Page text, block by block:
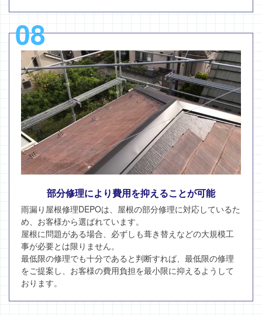
08
部分修理により費用を抑えることが可能
雨漏り屋根修理DEPOは、屋根の部分修理に対応しているた
め、お客様から選ばれています。
屋根に問題がある場合、必ずしも葺き替えなどの大規模工
事が必要とは限りません。
最低限の修理でも十分であると判断すれば、最低限の修理
をご提案し、お客様の費用負担を最小限に抑えるようして
おります。